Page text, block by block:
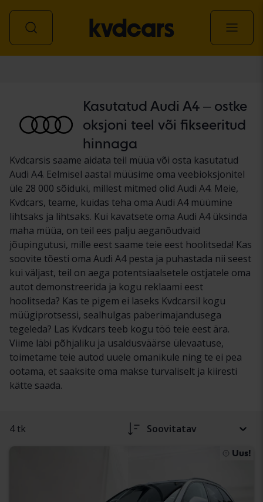
Kasutatud Audi A4 – ostke
oksjoni teel või fikseeritud
hinnaga
Kvdcarsis saame aidata teil müüa või osta kasutatud
Audi A4. Eelmisel aastal müüsime oma veebioksjonitel
üle 28 000 sõiduki, millest mitmed olid Audi A4. Meie,
Kvdcars, teame, kuidas teha oma Audi A4 müümine
lihtsaks ja lihtsaks. Kui kavatsete oma Audi A4 üksinda
maha müüa, on teil ees palju aeganõudvaid
jõupingutusi, mille eest saame teie eest hoolitseda! Kas
soovite tõesti oma Audi A4 pesta ja puhastada nii seest
kui väljast, teil on aega potentsiaalsetele ostjatele oma
autot demonstreerida ja kogu reklaami eest
hoolitseda? Kas te pigem ei laseks Kvdcarsil kogu
müügiprotsessi, sealhulgas paberimajandusega
tegeleda? Las Kvdcars teeb kogu töö teie eest ära.
Viime läbi põhjaliku ja usaldusväärse ülevaatuse,
toimetame teie autod uuele omanikule ning te ei pea
ootama, et saaksite oma makse turvaliselt ja kiiresti
kätte saada.
4 tk Soovitatav
Uus!